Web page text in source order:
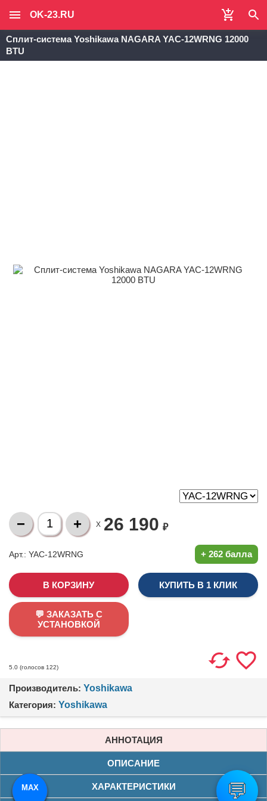
OK-23.RU
Сплит-система Yoshikawa NAGARA YAC-12WRNG 12000
BTU
X 26 190 ₽
Арт.: YAC-12WRNG + 262 балла
КУПИТЬ В 1 КЛИК
💬 ЗАКАЗАТЬ С
УСТАНОВКОЙ
5.0 (голосов 122)
Производитель: Yoshikawa
Категория: Yoshikawa
АННОТАЦИЯ
ОПИСАНИЕ
ХАРАКТЕРИСТИКИ
TG
MAX 💬